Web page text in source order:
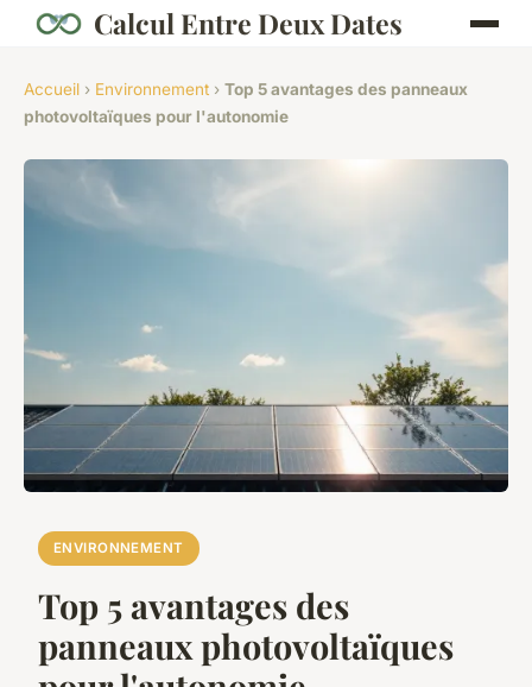
Calcul Entre Deux Dates
Accueil › Environnement › Top 5 avantages des panneaux
photovoltaïques pour l'autonomie
ENVIRONNEMENT
Top 5 avantages des
panneaux photovoltaïques